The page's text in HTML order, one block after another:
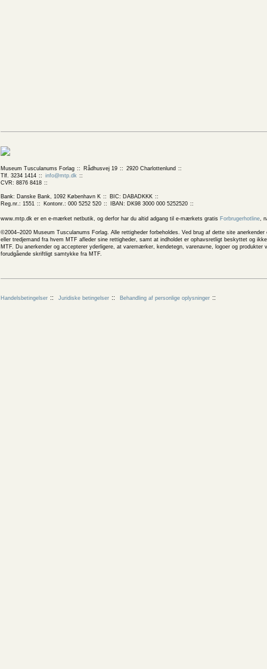
Museum Tusculanums Forlag Rådhusvej 19
2920 Charlottenlund
Tlf. 3234 1414
info@mtp.dk
CVR: 8876 8418
Bank: Danske Bank, 1092 København K
BIC: DABADKKK
Reg.nr.: 1551
Kontonr.: 000 5252 520 IBAN: DK98 3000 000 5252520
www.mtp.dk er en e-mærket netbutik, og derfor har du altid adgang til e-mærkets gratis Forbrugerhotline,
©2004–2020 Museum Tusculanums Forlag. Alle rettigheder forbeholdes. Ved brug af dette site
eller tredjemand fra hvem MTF afleder sine rettigheder, samt at indholdet er ophavsretligt beskyttet og
MTF. Du anerkender og accepterer yderligere, at varemærker, kendetegn, varenavne, logoer og
forudgående skriftligt samtykke fra MTF.
Handelsbetingelser Juridiske betingelser Behandling af personlige oplysninger